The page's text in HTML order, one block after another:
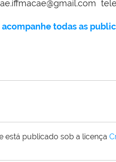
todas as
está publicado sob a licença